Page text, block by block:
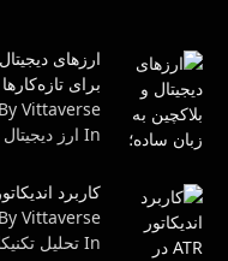
ارزهای
برای تازه‌کارها
By Vittaverse
In ارز دیجیتال
کاربرد اندیکاتور ATR در مدیریت ریسک
By Vittaverse
In تحليل تكنيكال